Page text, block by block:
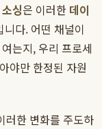
싱은 이러한 데이
다. 어떤 채널이
는지, 우리 프로세
야만 한정된 자원
러한 변화를 주도하